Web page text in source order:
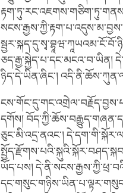
ཅད་རྒྱ་སྐྱེད་པ་དང་མངའ་བ་ཡིན།
ཉིད་དེ་ཡིན་ཞིང་།
དགོས།
ཅུང་མི་འདྲ་ནའང་།
ཡོད་པས།